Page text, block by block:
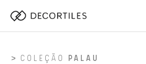
COLEÇÃO PALAU